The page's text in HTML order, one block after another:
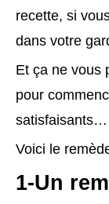
recette, si
dans votre
Et ça ne vous
pour
satisfaisants…
Voici le
1-Un